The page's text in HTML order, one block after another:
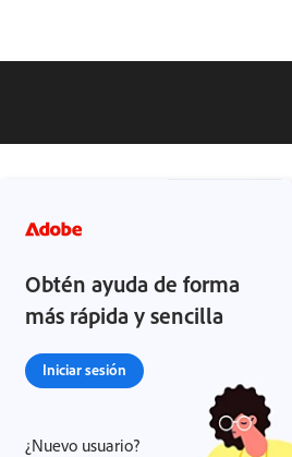
Obtén ayuda de forma
más rápida y sencilla
Iniciar sesión
¿Nuevo usuario?